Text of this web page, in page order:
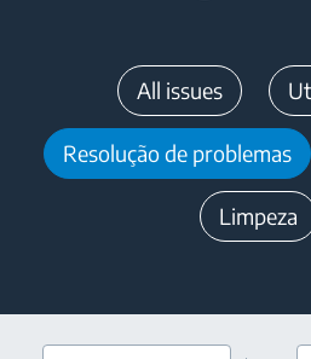
All issues
Resolução de problemas
Limpeza